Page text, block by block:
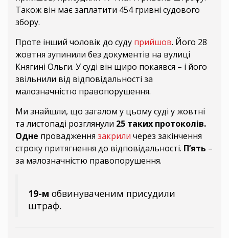
Також він має заплатити 454 гривні судового
збору.
Проте інший чоловік до суду прийшов. Його 28
жовтня зупинили без документів на вулиці
Княгині Ольги. У суді він щиро покаявся – і його
звільнили від відповідальності за
малозначністю правопорушення.
Ми знайшли, що загалом у цьому суді у жовтні
та листопаді розглянули 25 таких протоколів.
Одне провадження закрили через закінчення
строку притягнення до відповідальності. П’ять –
за малозначністю правопорушення.
19-м обвинуваченим присудили
штраф.